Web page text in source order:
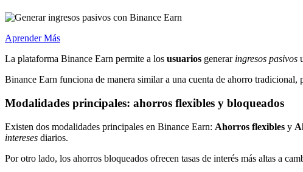
Aprender Más
La plataforma Binance Earn permite a los usuarios generar ingresos pasivos
Binance Earn funciona de manera similar a una cuenta de ahorro tradicional,
Modalidades principales: ahorros flexibles y bloqueados
Existen dos modalidades principales en Binance Earn: Ahorros flexibles y
intereses diarios.
Por otro lado, los ahorros bloqueados ofrecen tasas de interés más altas a